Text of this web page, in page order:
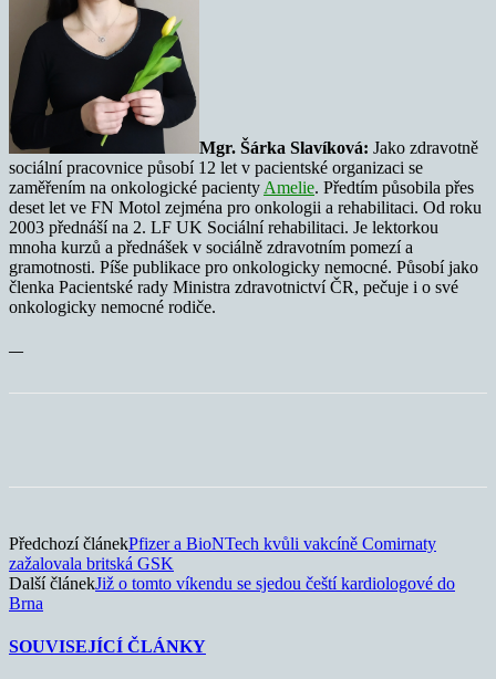
Mgr. Šárka Slavíková: Jako zdravotně
sociální pracovnice působí 12 let v pacientské organizaci se
zaměřením na onkologické pacienty Amelie. Předtím působila přes
deset let ve FN Motol zejména pro onkologii a rehabilitaci. Od roku
2003 přednáší na 2. LF UK Sociální rehabilitaci. Je lektorkou
mnoha kurzů a přednášek v sociálně zdravotním pomezí a
gramotnosti. Píše publikace pro onkologicky nemocné. Působí jako
členka Pacientské rady Ministra zdravotnictví ČR, pečuje i o své
onkologicky nemocné rodiče.
—
Předchozí článekPfizer a BioNTech kvůli vakcíně Comirnaty
zažalovala britská GSK
Další článekJiž o tomto víkendu se sjedou čeští kardiologové do
Brna
SOUVISEJÍCÍ ČLÁNKY